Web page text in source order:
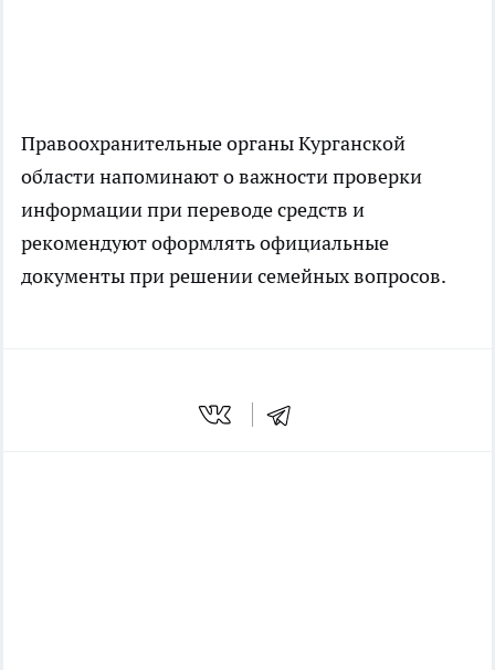
Правоохранительные органы Курганской
области напоминают о важности проверки
информации при переводе средств и
рекомендуют оформлять официальные
документы при решении семейных вопросов.